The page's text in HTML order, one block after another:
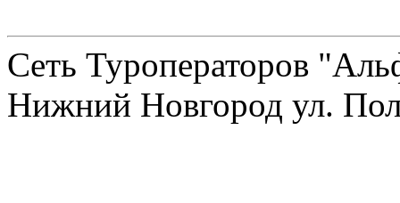
Сеть Туроператоров
Нижний Новгород ул.